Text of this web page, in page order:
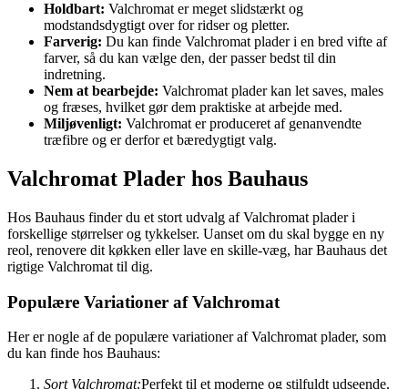
Holdbart: Valchromat er meget slidstærkt og
modstandsdygtigt over for ridser og pletter.
Farverig: Du kan finde Valchromat plader i en bred vifte af
farver, så du kan vælge den, der passer bedst til din
indretning.
Nem at bearbejde: Valchromat plader kan let saves, males
og fræses, hvilket gør dem praktiske at arbejde med.
Miljøvenligt: Valchromat er produceret af genanvendte
træfibre og er derfor et bæredygtigt valg.
Valchromat Plader hos Bauhaus
Hos Bauhaus finder du et stort udvalg af Valchromat plader i
forskellige størrelser og tykkelser. Uanset om du skal bygge en ny
reol, renovere dit køkken eller lave en skille-væg, har Bauhaus det
rigtige Valchromat til dig.
Populære Variationer af Valchromat
Her er nogle af de populære variationer af Valchromat plader, som
du kan finde hos Bauhaus:
Sort Valchromat:Perfekt til et moderne og stilfuldt udseende.